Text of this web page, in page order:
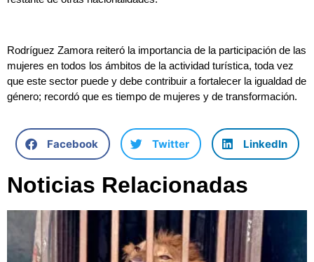
Rodríguez Zamora reiteró la importancia de la participación de las
mujeres en todos los ámbitos de la actividad turística, toda vez
que este sector puede y debe contribuir a fortalecer la igualdad de
género; recordó que es tiempo de mujeres y de transformación.
Facebook Twitter LinkedIn
Noticias Relacionadas